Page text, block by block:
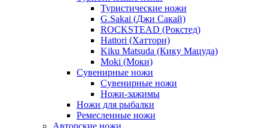
Туристические ножи
G.Sakai (Джи Сакай)
ROCKSTEAD (Рокстед)
Hattori (Хаттори)
Kiku Matsuda (Кику Мацуда)
Moki (Моки)
Сувенирные ножи
Сувенирные ножи
Ножи-зажимы
Ножи для рыбалки
Ремесленные ножи
Авторские ножи